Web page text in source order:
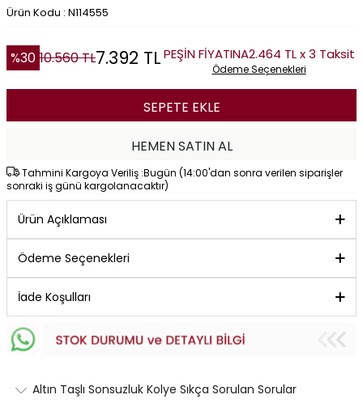
Ürün Kodu : N114555
%30 10.560TL7.392 TLPEŞİN FİYATINA2.464 TL x 3 Taksit
Ödeme Seçenekleri
SEPETE EKLE
HEMEN SATIN AL
Tahmini Kargoya Veriliş :Bugün (14:00'dan sonra verilen siparişler
sonraki iş günü kargolanacaktır)
Ürün Açıklaması
Ödeme Seçenekleri
İade Koşulları
Altın Taşlı Sonsuzluk Kolye Sıkça Sorulan Sorular